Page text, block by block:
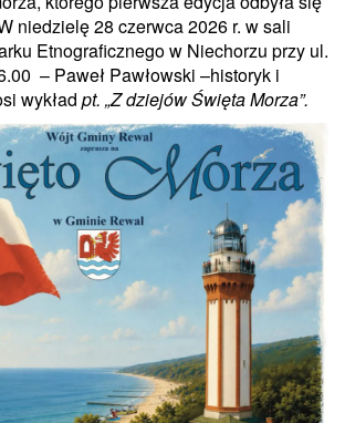
niedzielę 28 czerwca 2026 r. w sali
Etnograficznego w Niechorzu przy ul.
– Paweł Pawłowski –historyk i
wykład pt. „Z dziejów Święta Morza”.